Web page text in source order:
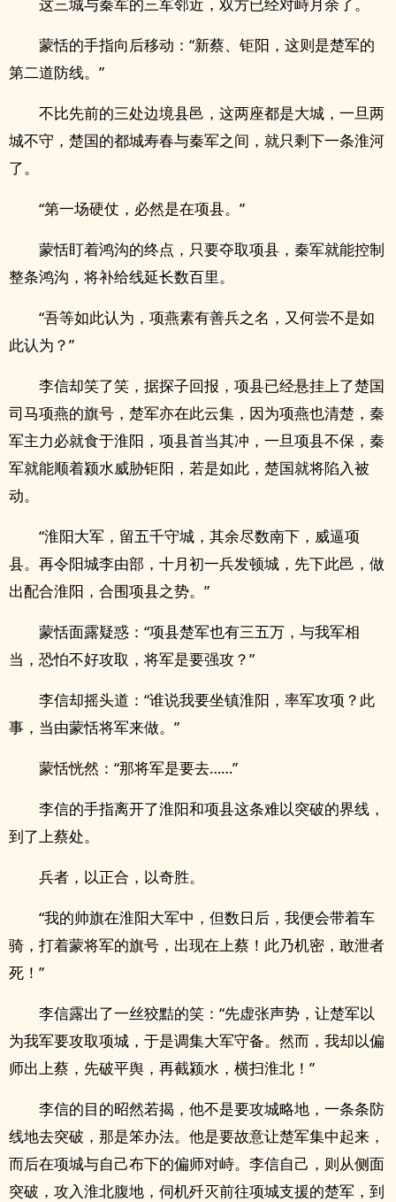
蒙恬的手指向后移动：“新蔡、钜阳，这则是楚军的
第二道防线。”
不比先前的三处边境县邑，这两座都是大城，一旦两
城不守，楚国的都城寿春与秦军之间，就只剩下一条淮河
了。
“第一场硬仗，必然是在项县。”
蒙恬盯着鸿沟的终点，只要夺取项县，秦军就能控制
整条鸿沟，将补给线延长数百里。
“吾等如此认为，项燕素有善兵之名，又何尝不是如
此认为？”
李信却笑了笑，据探子回报，项县已经悬挂上了楚国
司马项燕的旗号，楚军亦在此云集，因为项燕也清楚，秦
军主力必就食于淮阳，项县首当其冲，一旦项县不保，秦
军就能顺着颍水威胁钜阳，若是如此，楚国就将陷入被
动。
“淮阳大军，留五千守城，其余尽数南下，威逼项
县。再令阳城李由部，十月初一兵发顿城，先下此邑，做
出配合淮阳，合围项县之势。”
蒙恬面露疑惑：“项县楚军也有三五万，与我军相
当，恐怕不好攻取，将军是要强攻？”
李信却摇头道：“谁说我要坐镇淮阳，率军攻项？此
事，当由蒙恬将军来做。”
蒙恬恍然：“那将军是要去……”
李信的手指离开了淮阳和项县这条难以突破的界线，
到了上蔡处。
兵者，以正合，以奇胜。
“我的帅旗在淮阳大军中，但数日后，我便会带着车
骑，打着蒙将军的旗号，出现在上蔡！此乃机密，敢泄者
死！”
李信露出了一丝狡黠的笑：“先虚张声势，让楚军以
为我军要攻取项城，于是调集大军守备。然而，我却以偏
师出上蔡，先破平舆，再截颍水，横扫淮北！”
李信的目的昭然若揭，他不是要攻城略地，一条条防
线地去突破，那是笨办法。他是要故意让楚军集中起来，
而后在项城与自己布下的偏师对峙。李信自己，则从侧面
突破，攻入淮北腹地，伺机歼灭前往项城支援的楚军，到